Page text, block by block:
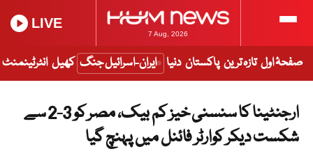
7 Aug, 2026
LIVE
صفحۂ اول تازہ ترین پاکستان دنیا ایران-اسرائیل جنگ کھیل انٹرٹینمنٹ
ارجنٹینا کا سنسنی خیز کم بیک، مصر کو 3-2 سے
شکست دیکر کوارٹر فائنل میں پہنچ گیا